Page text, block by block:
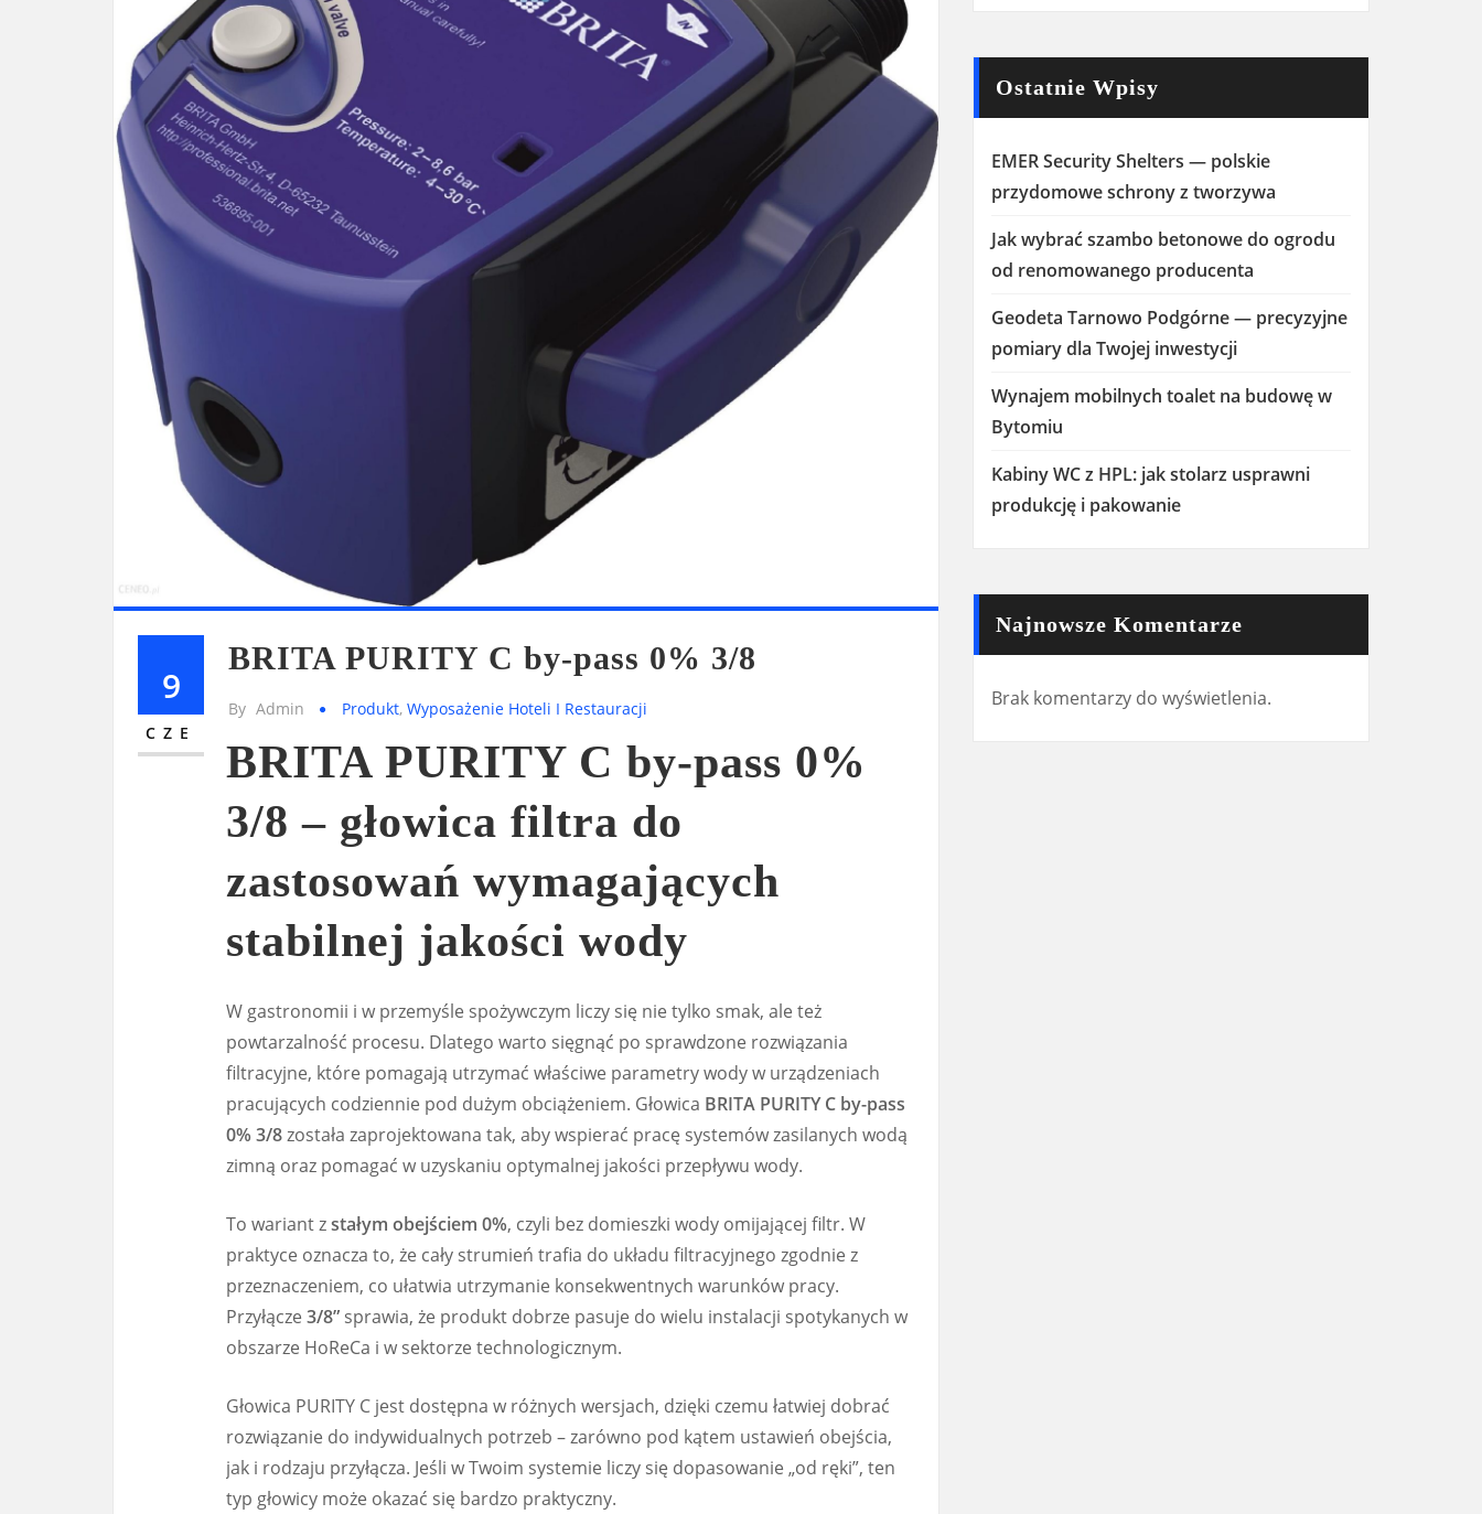
9
CZE
BRITA PURITY C by-pass 0% 3/8
By Admin Produkt,Wyposażenie Hoteli I Restauracji
BRITA PURITY C by-pass 0%
3/8 – głowica filtra do
zastosowań wymagających
stabilnej jakości wody
W gastronomii i w przemyśle spożywczym liczy się nie tylko smak, ale też
powtarzalność procesu. Dlatego warto sięgnąć po sprawdzone rozwiązania
filtracyjne, które pomagają utrzymać właściwe parametry wody w urządzeniach
pracujących codziennie pod dużym obciążeniem. Głowica BRITA PURITY C by-pass
0% 3/8została zaprojektowana tak, aby wspierać pracę systemów zasilanych wodą
zimną oraz pomagać w uzyskaniu optymalnej jakości przepływu wody.
To wariant zstałym obejściem 0%, czyli bez domieszki wody omijającej filtr. W
praktyce oznacza to, że cały strumień trafia do układu filtracyjnego zgodnie z
przeznaczeniem, co ułatwia utrzymanie konsekwentnych warunków pracy.
Przyłącze 3/8” sprawia, że produkt dobrze pasuje do wielu instalacji spotykanych w
obszarze HoReCa i w sektorze technologicznym.
Głowica PURITY C jest dostępna w różnych wersjach, dzięki czemu łatwiej dobrać
rozwiązanie do indywidualnych potrzeb – zarówno pod kątem ustawień obejścia,
jak i rodzaju przyłącza. Jeśli w Twoim systemie liczy się dopasowanie „od ręki”, ten
typ głowicy może okazać się bardzo praktyczny.
Ostatnie Wpisy
EMER Security Shelters — polskie
przydomowe schrony z tworzywa
Jak wybrać szambo betonowe do ogrodu
od renomowanego producenta
Geodeta Tarnowo Podgórne — precyzyjne
pomiary dla Twojej inwestycji
Wynajem mobilnych toalet na budowę w
Bytomiu
Kabiny WC z HPL: jak stolarz usprawni
produkcję i pakowanie
Najnowsze Komentarze
Brak komentarzy do wyświetlenia.